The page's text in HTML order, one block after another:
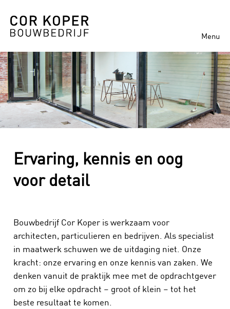
Menu
Ervaring, kennis en oog
voor detail
Bouwbedrijf Cor Koper is werkzaam voor
architecten, particulieren en bedrijven. Als specialist
in maatwerk schuwen we de uitdaging niet. Onze
kracht: onze ervaring en onze kennis van zaken. We
denken vanuit de praktijk mee met de opdrachtgever
om zo bij elke opdracht – groot of klein – tot het
beste resultaat te komen.